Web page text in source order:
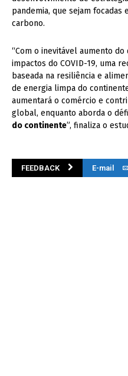
pandemia, que sejam focadas
carbono.
“Com o inevitável aumento
impactos do COVID-19, uma
baseada na resiliência e
de energia limpa do
aumentará o comércio e
global, enquanto aborda o
do continente”, finaliza o
FEEDBACK E-mail